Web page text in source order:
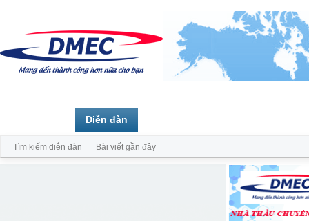
Diễn đàn
Tìm kiếm diễn đàn Bài viết gần đây